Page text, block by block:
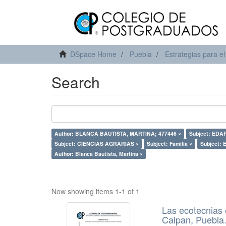
DSpace Home Puebla Estrategias para
Search
Author: BLANCA BAUTISTA, MARTINA; 477446 ×
Subject:
Subject: CIENCIAS AGRARIAS ×
Subject: Familia ×
Subject:
Author: Blanca Bautista, Martina ×
Now showing items 1-1 of 1
Las
Calpan,